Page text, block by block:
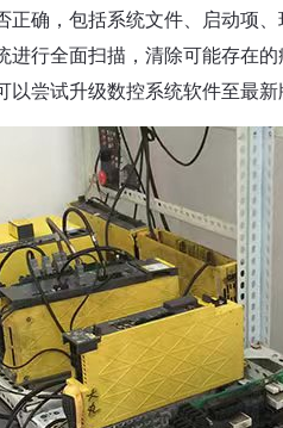
确，包括系统文件、启动项
行全面扫描，清除可能存在的
尝试升级数控系统软件至最